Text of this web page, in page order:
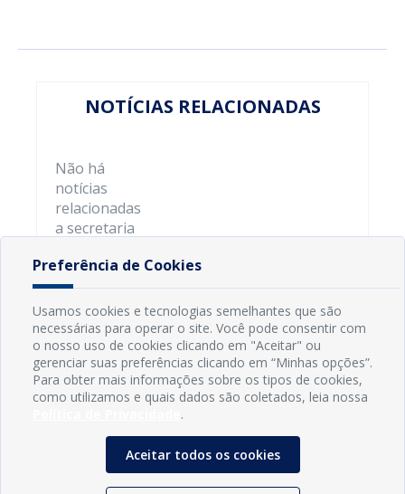
NOTÍCIAS RELACIONADAS
Não há
notícias
relacionadas
a secretaria
Preferência de Cookies
Usamos cookies e tecnologias semelhantes que são
necessárias para operar o site. Você pode consentir com
o nosso uso de cookies clicando em "Aceitar" ou
gerenciar suas preferências clicando em “Minhas opções”.
Para obter mais informações sobre os tipos de cookies,
como utilizamos e quais dados são coletados, leia nossa
.
Aceitar todos os cookies